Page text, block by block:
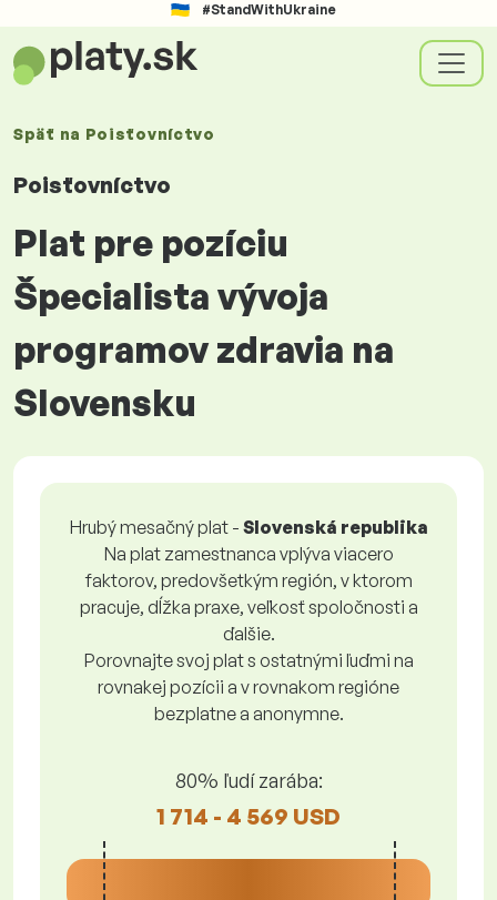
#StandWithUkraine
Späť na Poisťovníctvo
Poisťovníctvo
Plat pre pozíciu
Špecialista vývoja
programov zdravia na
Slovensku
Hrubý mesačný plat - Slovenská republika
Na plat zamestnanca vplýva viacero
faktorov, predovšetkým región, v ktorom
pracuje, dĺžka praxe, veľkosť spoločnosti a
ďalšie.
Porovnajte svoj plat s ostatnými ľuďmi na
rovnakej pozícii a v rovnakom regióne
bezplatne a anonymne.
80% ľudí zarába:
1 714 - 4 569 USD